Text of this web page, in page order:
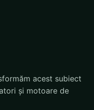
acest subiect
și motoare de